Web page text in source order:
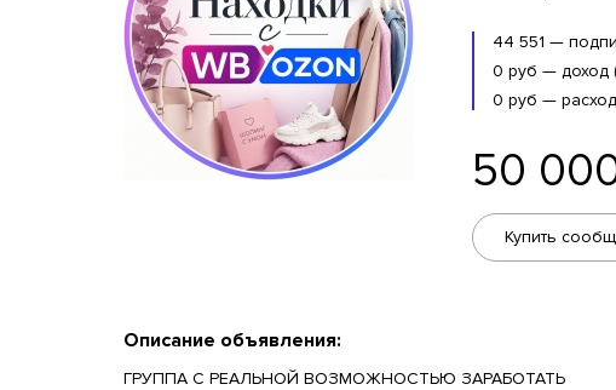
44 551 —
0 руб — доход
0 руб —
50
Купить
Описание объявления:
ГРУППА С РЕАЛЬНОЙ ВОЗМОЖНОСТЬЮ ЗАРАБОТАТЬ